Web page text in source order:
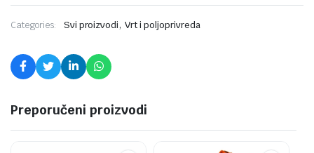
Categories: Svi proizvodi,Vrt i poljoprivreda
Preporučeni proizvodi